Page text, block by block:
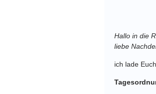
Hallo in die
liebe
ich lade